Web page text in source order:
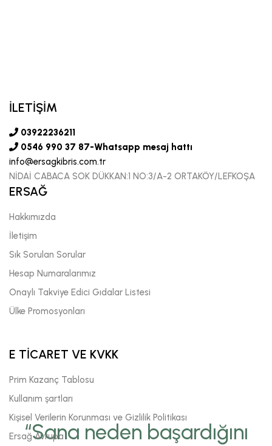
“Sana neden başardığını
İLETİŞİM
03922236211
0546 990 37 87-Whatsapp mesaj hattı
info@ersagkibris.com.tr
NİDAİ CABACA SOK DÜKKAN:1 NO:3/A-2 ORTAKÖY/LEFKOŞA
ERSAĞ
Hakkımızda
İletişim
Sık Sorulan Sorular
Hesap Numaralarımız
Onaylı Takviye Edici Gıdalar Listesi
Ülke Promosyonları
E TİCARET VE KVKK
Prim Kazanç Tablosu
Kullanım şartları
Kişisel Verilerin Korunması ve Gizlilik Politikası
Ersağ Avrupa